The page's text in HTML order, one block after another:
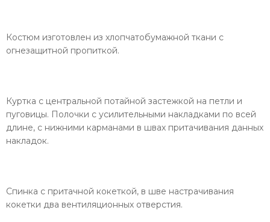
Костюм изготовлен из хлопчатобумажной ткани с
огнезащитной пропиткой.
Куртка с центральной потайной застежкой на петли и
пуговицы. Полочки с усилительными накладками по всей
длине, с нижними карманами в швах притачивания данных
накладок.
Спинка с притачной кокеткой, в шве настрачивания
кокетки два вентиляционных отверстия.